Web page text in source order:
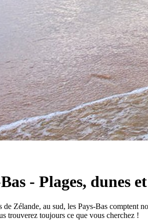
- Plages, dunes
Zélande, au sud, les Pays-Bas comptent
trouverez toujours ce que vous cherchez !